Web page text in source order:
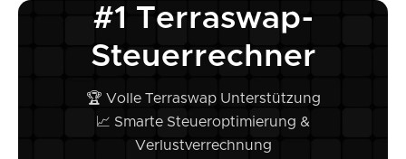
#1 Terraswap-
Steuerrechner
🏆 Volle Terraswap Unterstützung
📈 Smarte Steueroptimierung &
Verlustverrechnung